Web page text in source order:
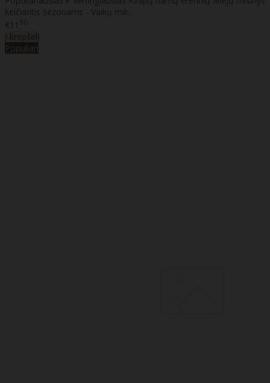
keičiantis sezonams - Vaikų mik..
€11 90
Populiari